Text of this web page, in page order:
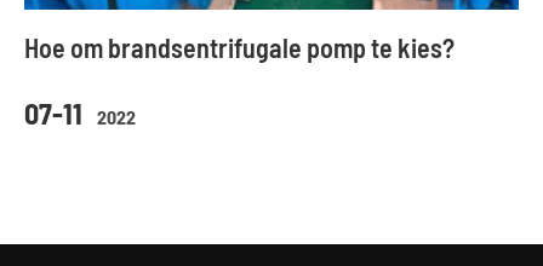
07-11 2022
Hoe om brandsentrifugale pomp te kies?